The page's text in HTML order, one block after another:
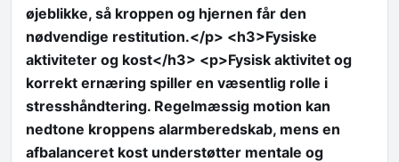
øjeblikke, så kroppen og hjernen får den
nødvendige restitution.</p> <h3>Fysiske
aktiviteter og kost</h3> <p>Fysisk aktivitet og
korrekt ernæring spiller en væsentlig rolle i
stresshåndtering. Regelmæssig motion kan
nedtone kroppens alarmberedskab, mens en
afbalanceret kost understøtter mentale og